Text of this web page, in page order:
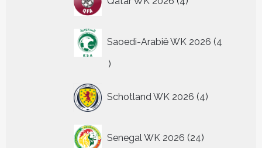
producten
Saoedi-Arabië WK 2026 4
4
Schotland WK 2026 4
producten
Senegal WK 2026 24
producten